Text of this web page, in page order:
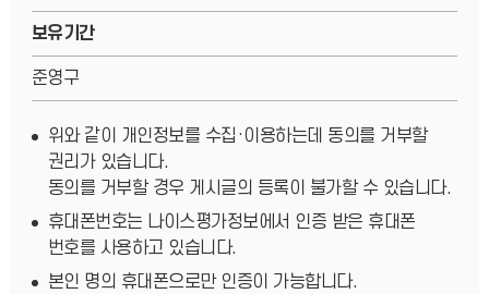
보유기간
준영구
위와 같이 개인정보를 수집·이용하는데 동의를 거부할
권리가 있습니다.
동의를 거부할 경우 게시글의 등록이 불가할 수 있습니다.
휴대폰번호는 나이스평가정보에서 인증 받은 휴대폰
번호를 사용하고 있습니다.
본인 명의 휴대폰으로만 인증이 가능합니다.